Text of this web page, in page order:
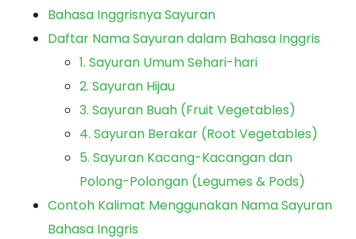
Bahasa Inggrisnya Sayuran
Daftar Nama Sayuran dalam Bahasa Inggris
1. Sayuran Umum Sehari-hari
2. Sayuran Hijau
3. Sayuran Buah (Fruit Vegetables)
4. Sayuran Berakar (Root Vegetables)
5. Sayuran Kacang-Kacangan dan
Polong-Polongan (Legumes & Pods)
Contoh Kalimat Menggunakan Nama Sayuran
Bahasa Inggris